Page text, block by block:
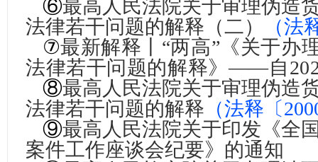
⑥最高人民法院关于审理伪造
法律若干问题的解释（二）
（法
⑦最新解释丨“两高”《关于办
法律若干问题的解释》——自
⑧最高人民法院关于审理伪造
法律若干问题的解释 （法释〔
⑨最高人民法院关于印发《全
案件工作座谈会纪要》的通知